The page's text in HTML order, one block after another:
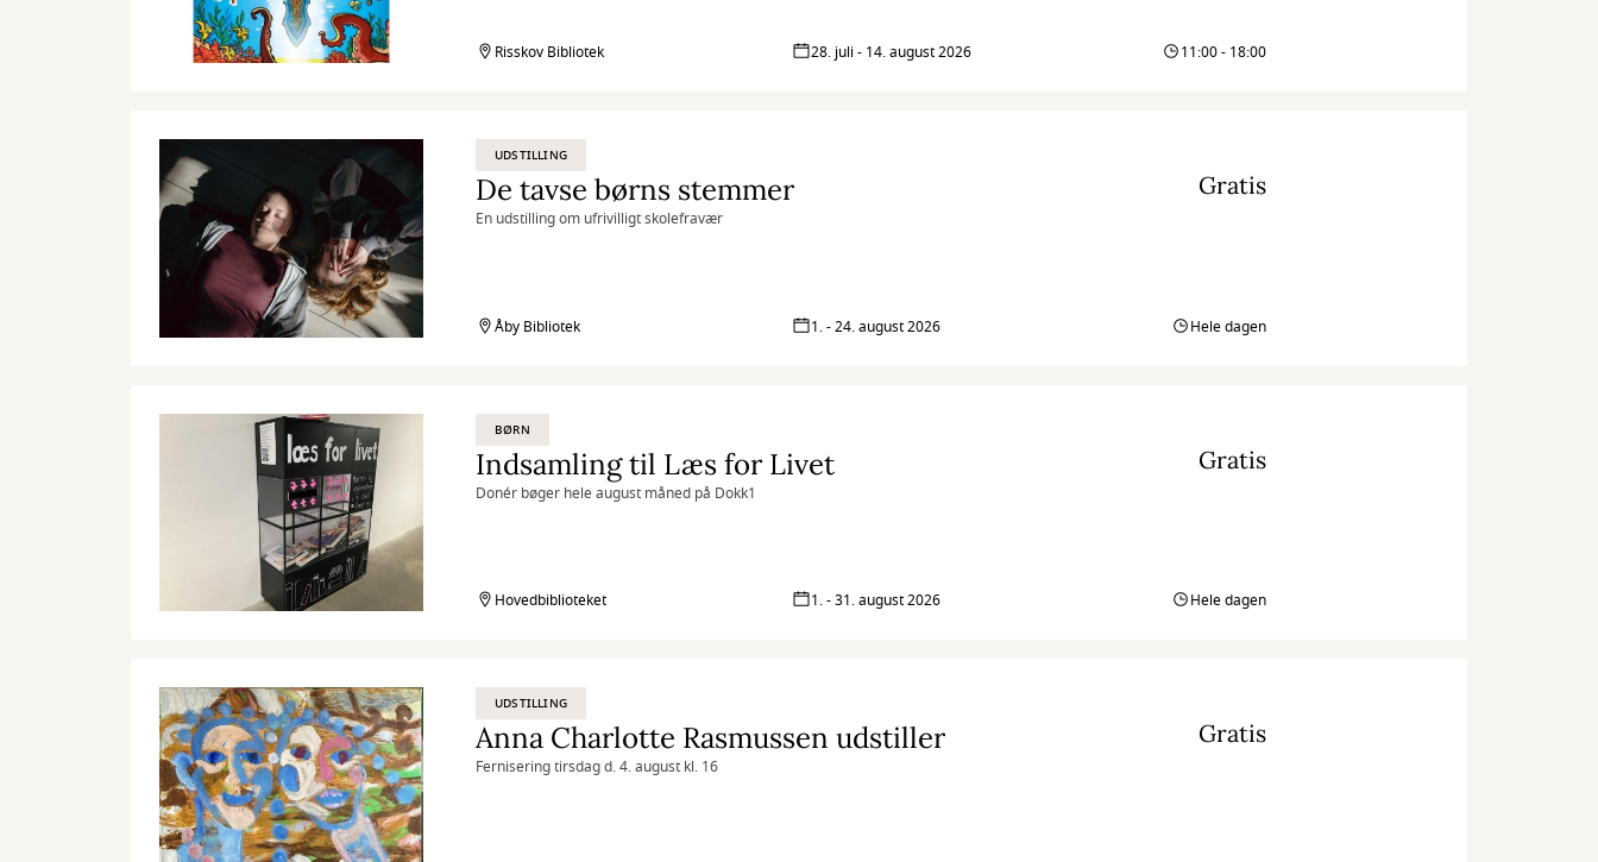
Risskov Bibliotek 28. juli - 14. august 2026 11:00 - 18:00
UDSTILLING
De tavse børns stemmer
En udstilling om ufrivilligt skolefravær
Gratis
Åby Bibliotek 1. - 24. august 2026 Hele dagen
BØRN
Indsamling til Læs for Livet
Donér bøger hele august måned på Dokk1
Gratis
Hovedbiblioteket 1. - 31. august 2026 Hele dagen
UDSTILLING
Anna Charlotte Rasmussen udstiller
Fernisering tirsdag d. 4. august kl. 16
Gratis